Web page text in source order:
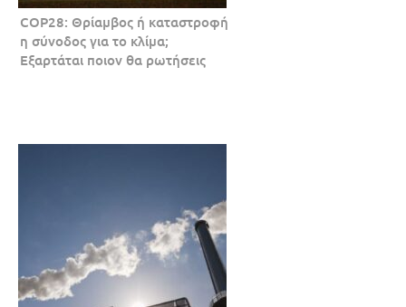
COP28: Θρίαμβος ή καταστροφή
η σύνοδος για το κλίμα;
Εξαρτάται ποιον θα ρωτήσεις